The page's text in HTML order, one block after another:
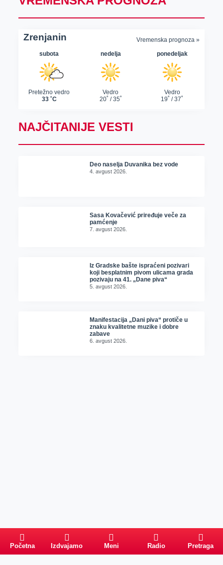
NAJČITANIJE VESTI
Deo naselja Duvanika bez vode
4. avgust 2026.
Sasa Kovačević priređuje veče za
pamćenje
7. avgust 2026.
Iz Gradske bašte ispraćeni pozivari
koji besplatnim pivom ulicama grada
pozivaju na 41. „Dane piva“
5. avgust 2026.
Manifestacija „Dani piva“ protiče u
znaku kvalitetne muzike i dobre
zabave
6. avgust 2026.
Početna Izdvajamo Meni Radio Pretraga